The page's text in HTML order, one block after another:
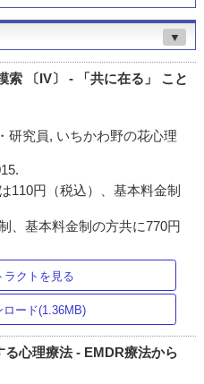
▼
索 〔IV〕 - 「共に在る」 こと
研究員, いちかわ野の花心理
110円（税込）、基本料金制
、基本料金制の方共に770円
ラクトを見る
ロード(1.36MB)
る心理療法 - EMDR療法から